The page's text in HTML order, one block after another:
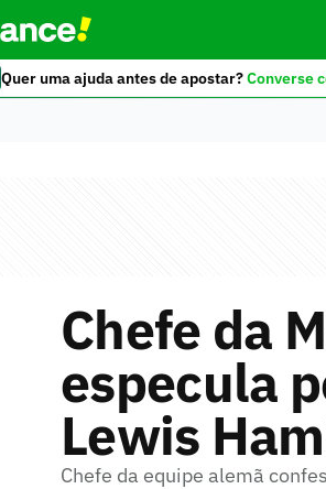
Quer uma ajuda antes de apostar?Converse
Chefe da
especula
Lewis
Chefe da equipe alemã